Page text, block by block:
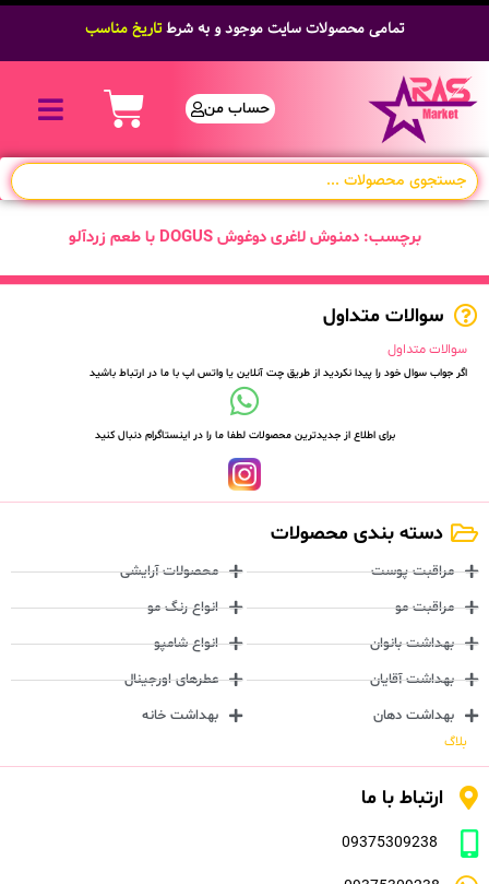
تمامی محصولات سایت موجود و به شرطتاریخ مناسب
حساب من
برچسب: دمنوش لاغری دوغوش DOGUS با طعم زردآلو
سوالات متداول
سوالات متداول
اگر جواب سوال خود را پیدا نکردید از طریق چت آنلاین یا واتس اپ با ما در ارتباط باشید
برای اطلاع از جدیدترین محصولات لطفا ما را در اینستاگرام دنبال کنید
دسته بندی محصولات
مراقبت پوست
مراقبت مو
بهداشت بانوان
بهداشت آقایان
بهداشت دهان
محصولات آرایشی
انواع رنگ مو
انواع شامپو
عطرهای اورجینال
بهداشت خانه
بلاگ
ارتباط با ما
09375309238